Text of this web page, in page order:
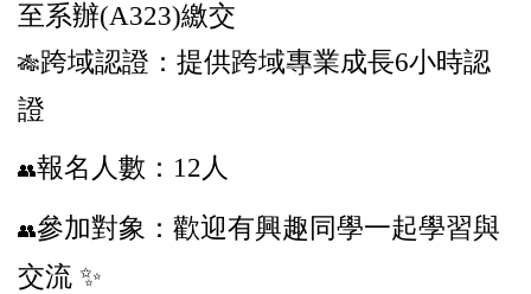
至系辦(A323)繳交
🎋跨域認證：提供跨域專業成長6小時認
證
👥報名人數：12人
👥參加對象：歡迎有興趣同學一起學習與
交流 ✨